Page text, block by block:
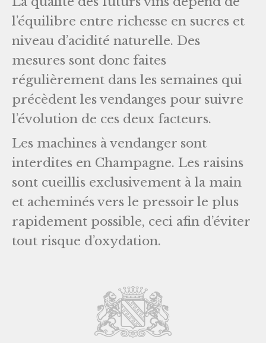
l’équilibre entre richesse en sucres et
niveau d’acidité naturelle. Des
mesures sont donc faites
régulièrement dans les semaines qui
précèdent les vendanges pour suivre
l’évolution de ces deux facteurs.
Les machines à vendanger sont
interdites en Champagne. Les raisins
sont cueillis exclusivement à la main
et acheminés vers le pressoir le plus
rapidement possible, ceci afin d’éviter
tout risque d’oxydation.